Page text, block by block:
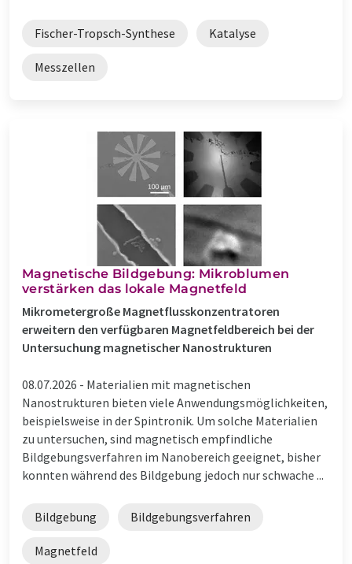
Fischer-Tropsch-Synthese Katalyse
Messzellen
Magnetische Bildgebung: Mikroblumen
verstärken das lokale Magnetfeld
Mikrometergroße Magnetflusskonzentratoren
erweitern den verfügbaren Magnetfeldbereich bei der
Untersuchung magnetischer Nanostrukturen
08.07.2026 - Materialien mit magnetischen
Nanostrukturen bieten viele Anwendungsmöglichkeiten,
beispielsweise in der Spintronik. Um solche Materialien
zu untersuchen, sind magnetisch empfindliche
Bildgebungsverfahren im Nanobereich geeignet, bisher
konnten während des Bildgebung jedoch nur schwache ...
Bildgebung Bildgebungsverfahren
Magnetfeld